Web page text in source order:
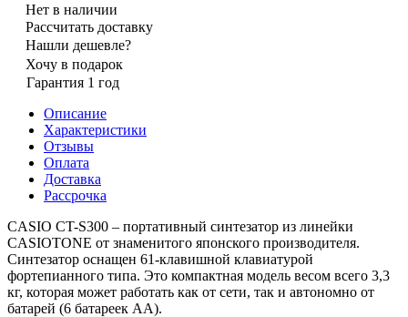
Нет в наличии
Рассчитать доставку
Нашли дешевле?
Хочу в подарок
Гарантия 1 год
Описание
Характеристики
Отзывы
Оплата
Доставка
Рассрочка
CASIO CT-S300 – портативный синтезатор из линейки
CASIOTONE от знаменитого японского производителя.
Синтезатор оснащен 61-клавишной клавиатурой
фортепианного типа. Это компактная модель весом всего 3,3
кг, которая может работать как от сети, так и автономно от
батарей (6 батареек АА).